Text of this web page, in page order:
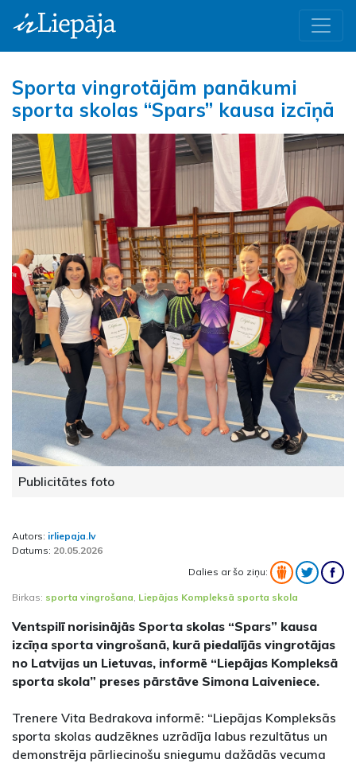
Sporta vingrotājām panākumi
sporta skolas “Spars” kausa izcīņā
Publicitātes foto
Autors: irliepaja.lv
Datums: 20.05.2026
Dalies ar šo ziņu:
Birkas: sporta vingrošana Liepājas Kompleksā sporta skola
Ventspilī norisinājās Sporta skolas “Spars” kausa
izcīņa sporta vingrošanā, kurā piedalījās vingrotājas
no Latvijas un Lietuvas, informē “Liepājas Kompleksā
sporta skola” preses pārstāve Simona Laiveniece.
Trenere Vita Bedrakova informē: “Liepājas Kompleksās
sporta skolas audzēknes uzrādīja labus rezultātus un
demonstrēja pārliecinošu sniegumu dažādās vecuma